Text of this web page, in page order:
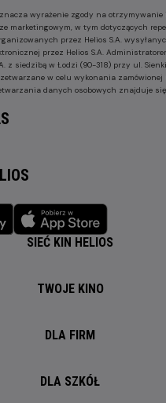
wyrażenie zgody na otrzymywanie
marketingowym, w tym dotyczących
przez Helios S.A.
przez Helios S.A.
z siedzibą w Łodzi (90-318) przy ul.
w celu wykonania zamówionej
danych osobowych znajduje
SIEĆ KIN HELIOS
TWOJE KINO
DLA FIRM
DLA SZKÓŁ